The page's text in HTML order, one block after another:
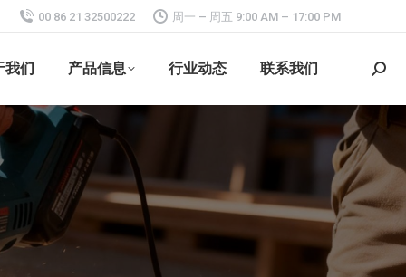
00 86 21 32500222 周一 – 周五 9:00 AM – 17:00 PM
我们 产品信息 行业动态 联系我们
搜